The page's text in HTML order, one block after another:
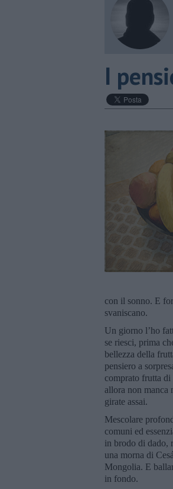
I
con il sonno. E
svaniscano.
Un giorno l’ho
se riesci, prima
bellezza della
pensiero a
comprato frutta di
allora non manca
girate assai.
Mescolare
comuni ed
in brodo di dado,
una morna di
Mongolia. E
in fondo.